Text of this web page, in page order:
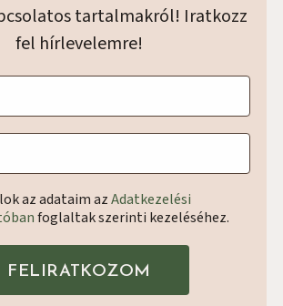
tartalmakról! Iratkozz
fel hírlevelemre!
FELIRATKOZOM
az adataim azAdatkezelési
foglaltak szerinti kezeléséhez.